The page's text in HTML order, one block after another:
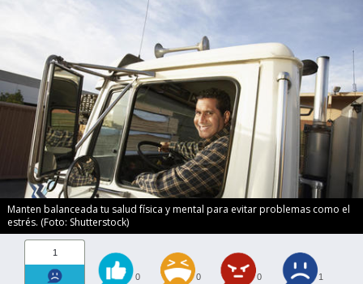
Manten balanceada tu salud física y mental para evitar problemas como el
estrés. (Foto: Shutterstock)
1
0 0 0 1